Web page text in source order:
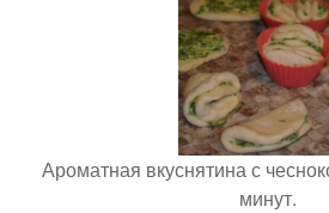
Ароматная вкуснятина с
минут.